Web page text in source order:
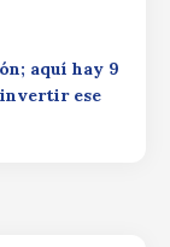
aquí hay 9
ese
de
a la
agosto
que haber